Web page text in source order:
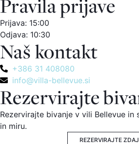
Pravila prijave
Prijava: 15:00
Odjava: 10:30
Naš kontakt
+386 31 408080
info@villa-bellevue.si
Rezervirajte
Rezervirajte bivanje v vili Bellevue in
in miru.
REZERVIRAJTE ZDAJ